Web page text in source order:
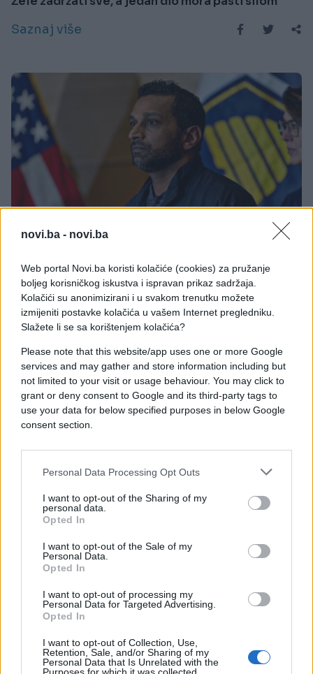
novi.ba - novi.ba
Web portal Novi.ba koristi kolačiće (cookies) za pružanje
boljeg korisničkog iskustva i ispravan prikaz sadržaja.
Kolačići su anonimizirani i u svakom trenutku možete
izmijeniti postavke kolačića u vašem Internet pregledniku.
Slažete li se sa korištenjem kolačića?
Please note that this website/app uses one or more Google
services and may gather and store information including but
not limited to your visit or usage behaviour. You may click to
grant or deny consent to Google and its third-party tags to
use your data for below specified purposes in below Google
consent section.
Personal Data Processing Opt Outs
I want to opt-out of the Sharing of my
personal data.
Opted In
I want to opt-out of the Sale of my
Personal Data.
Opted In
I want to opt-out of processing my
Personal Data for Targeted Advertising.
Opted In
I want to opt-out of Collection, Use,
Retention, Sale, and/or Sharing of my
Personal Data that Is Unrelated with the
Saznaj više
21.07.26. 09:08
Direktor FBI-a planira posjetiti Rusiju u oktobru
Saznaj više
SVIJET
21.07.26. 09:02
Ukrajinci pogodili veliku metu? Iz Rusije cure
Saznaj više